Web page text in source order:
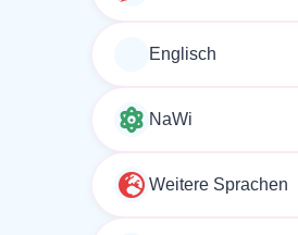
Englisch
NaWi
Weitere Sprachen